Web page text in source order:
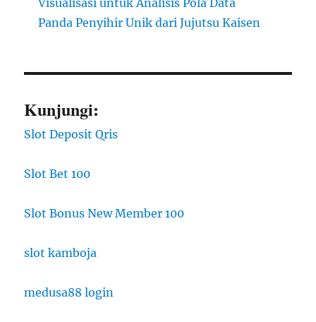
Panda Penyihir Unik dari Jujutsu Kaisen
Kunjungi:
Slot Deposit Qris
Slot Bet 100
Slot Bonus New Member 100
slot kamboja
medusa88 login